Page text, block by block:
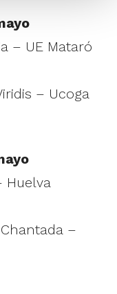
– UE Mataró
– Ucoga
Huelva
–